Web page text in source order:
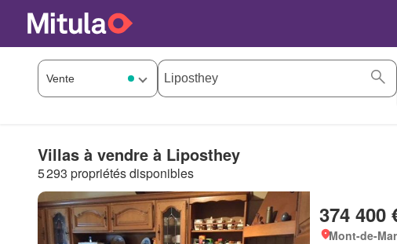
Villas à vendre à Liposthey
5 293 propriétés disponibles
374 400
Mont-de-